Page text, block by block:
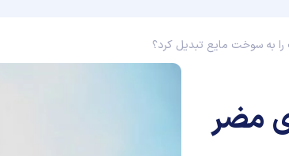
به سوخت مایع تبدیل کرد؟
مضر